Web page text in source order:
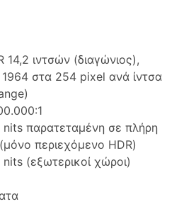
ιντσών (διαγώνιος),
στα 254 pixel ανά ίντσα
παρατεταμένη σε πλήρη
περιεχόμενο HDR)
(εξωτερικοί χώροι)